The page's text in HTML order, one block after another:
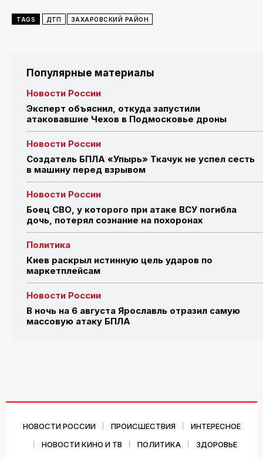
TAGS ДТП ЗАХАРОВСКИЙ РАЙОН
Популярные материалы
Новости России
Эксперт объяснил, откуда запустили
атаковавшие Чехов в Подмосковье дроны
Новости России
Создатель БПЛА «Упырь» Ткачук не успел сесть
в машину перед взрывом
Новости России
Боец СВО, у которого при атаке ВСУ погибла
дочь, потерял сознание на похоронах
Политика
Киев раскрыл истинную цель ударов по
маркетплейсам
Новости России
В ночь на 6 августа Ярославль отразил самую
массовую атаку БПЛА
НОВОСТИ РОССИИ ПРОИСШЕСТВИЯ
ИНТЕРЕСНОЕ
НОВОСТИ КИНО И ТВ
ПОЛИТИКА ЗДОРОВЬЕ